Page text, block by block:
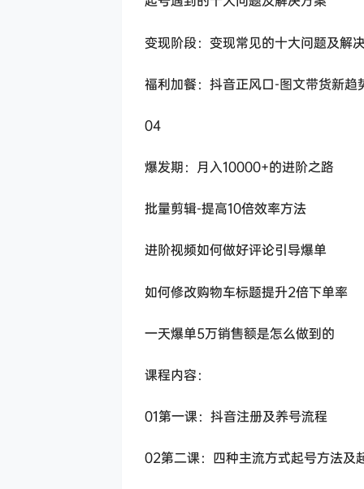
变现阶段：变现常见的十大问题及解
福利加餐：抖音正风口-图文带货新趋
04
爆发期：月入10000+的进阶之路
批量剪辑-提高10倍效率方法
进阶视频如何做好评论引导爆单
如何修改购物车标题提升2倍下单率
一天爆单5万销售额是怎么做到的
课程内容：
01第一课：抖音注册及养号流程
02第二课：四种主流方式起号方法及